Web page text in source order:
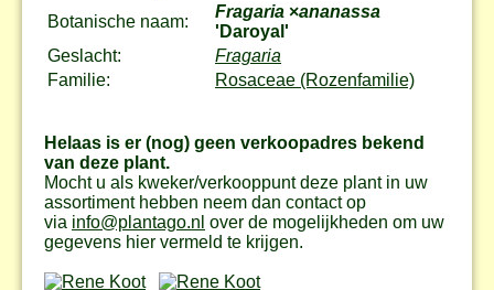
Botanische naam:
Fragaria ×ananassa
'Daroyal'
Geslacht:
Fragaria
Familie:
Rosaceae (Rozenfamilie)
Helaas is er (nog) geen verkoopadres bekend
van deze plant.
Mocht u als kweker/verkooppunt deze plant in uw
assortiment hebben neem dan contact op
via info@plantago.nl over de mogelijkheden om uw
gegevens hier vermeld te krijgen.